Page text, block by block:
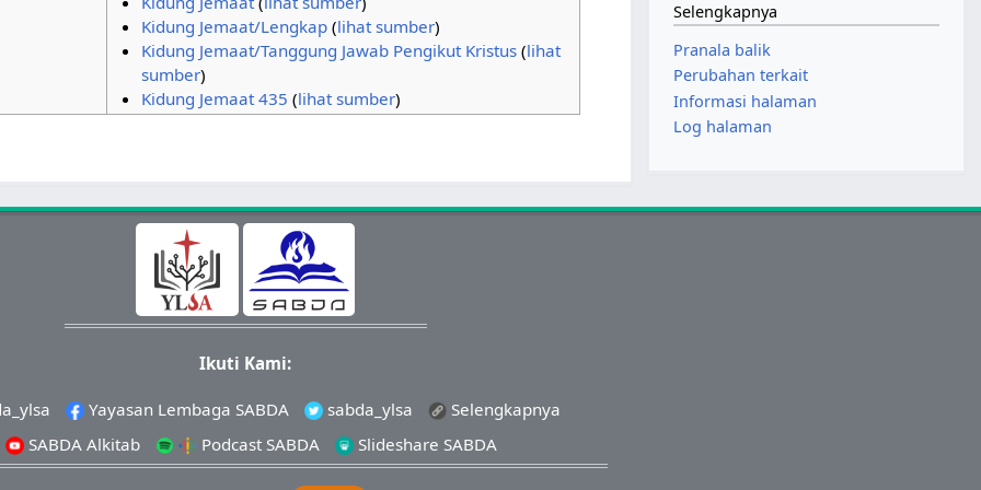
Kidung Jemaat/Lengkap(lihat sumber)
Kidung Jemaat/Tanggung Jawab Pengikut Kristus(lihat
sumber)
Kidung Jemaat 435 (lihat sumber)
Selengkapnya
Pranala balik
Perubahan terkait
Informasi halaman
Log halaman
Ikuti Kami:
Yayasan Lembaga SABDA sabda_ylsa
Selengkapnya
SABDA Alkitab
Podcast SABDA Slideshare SABDA